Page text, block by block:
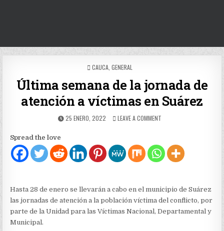
POSTED
CAUCA, GENERAL
Última semana de la jornada de
atención a víctimas en Suárez
PUBLISHED
25 ENERO, 2022 LEAVE A COMMENTON
LA
JORNADA
A
VÍCTIMAS
EN
SUÁREZ
Spread the love
Hasta 28 de enero se llevarán a cabo en el municipio de Suárez
las jornadas de atención a la población víctima del conflicto, por
parte de la Unidad para las Víctimas Nacional, Departamental y
Municipal.